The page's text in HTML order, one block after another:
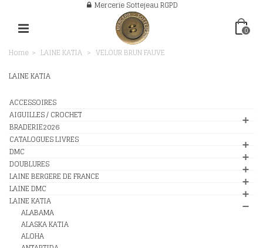
Mercerie Sottejeau RGPD
0
Home > LAINE KATIA > VELOUR BRUN FAUVE
LAINE KATIA
ACCESSOIRES
AIGUILLES / CROCHET
BRADERIE2026
CATALOGUES LIVRES
DMC
DOUBLURES
LAINE BERGERE DE FRANCE
LAINE DMC
LAINE KATIA
ALABAMA
ALASKA KATIA
ALOHA